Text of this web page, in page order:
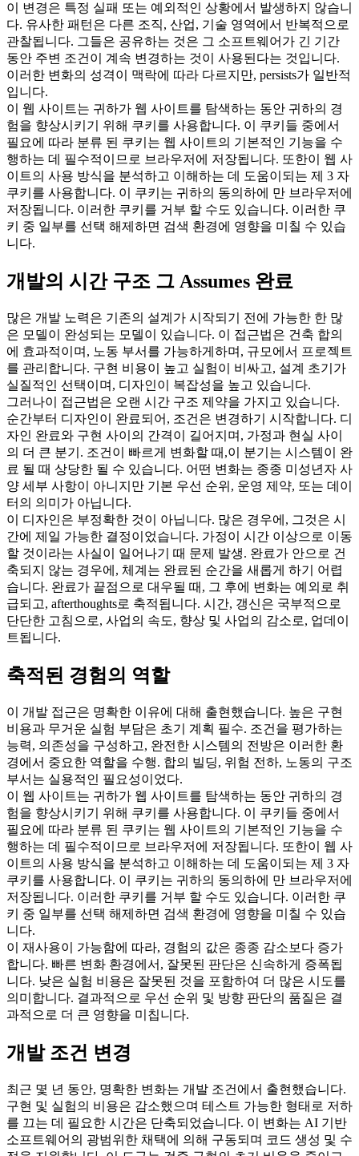
이 변경은 특정 실패 또는 예외적인 상황에서 발생하지 않습니
다. 유사한 패턴은 다른 조직, 산업, 기술 영역에서 반복적으로
관찰됩니다. 그들은 공유하는 것은 그 소프트웨어가 긴 기간
동안 주변 조건이 계속 변경하는 것이 사용된다는 것입니다.
이러한 변화의 성격이 맥락에 따라 다르지만, persists가 일반적
입니다.
이 웹 사이트는 귀하가 웹 사이트를 탐색하는 동안 귀하의 경
험을 향상시키기 위해 쿠키를 사용합니다. 이 쿠키들 중에서
필요에 따라 분류 된 쿠키는 웹 사이트의 기본적인 기능을 수
행하는 데 필수적이므로 브라우저에 저장됩니다. 또한이 웹 사
이트의 사용 방식을 분석하고 이해하는 데 도움이되는 제 3 자
쿠키를 사용합니다. 이 쿠키는 귀하의 동의하에 만 브라우저에
저장됩니다. 이러한 쿠키를 거부 할 수도 있습니다. 이러한 쿠
키 중 일부를 선택 해제하면 검색 환경에 영향을 미칠 수 있습
니다.
개발의 시간 구조 그 Assumes 완료
많은 개발 노력은 기존의 설계가 시작되기 전에 가능한 한 많
은 모델이 완성되는 모델이 있습니다. 이 접근법은 건축 합의
에 효과적이며, 노동 부서를 가능하게하며, 규모에서 프로젝트
를 관리합니다. 구현 비용이 높고 실험이 비싸고, 설계 초기가
실질적인 선택이며, 디자인이 복잡성을 높고 있습니다.
그러나이 접근법은 오랜 시간 구조 제약을 가지고 있습니다.
순간부터 디자인이 완료되어, 조건은 변경하기 시작합니다. 디
자인 완료와 구현 사이의 간격이 길어지며, 가정과 현실 사이
의 더 큰 분기. 조건이 빠르게 변화할 때,이 분기는 시스템이 완
료 될 때 상당한 될 수 있습니다. 어떤 변화는 종종 미성년자 사
양 세부 사항이 아니지만 기본 우선 순위, 운영 제약, 또는 데이
터의 의미가 아닙니다.
이 디자인은 부정확한 것이 아닙니다. 많은 경우에, 그것은 시
간에 제일 가능한 결정이었습니다. 가정이 시간 이상으로 이동
할 것이라는 사실이 일어나기 때 문제 발생. 완료가 안으로 건
축되지 않는 경우에, 체계는 완료된 순간을 새롭게 하기 어렵
습니다. 완료가 끝점으로 대우될 때, 그 후에 변화는 예외로 취
급되고, afterthoughts로 축적됩니다. 시간, 갱신은 국부적으로
단단한 고침으로, 사업의 속도, 향상 및 사업의 감소로, 업데이
트됩니다.
축적된 경험의 역할
이 개발 접근은 명확한 이유에 대해 출현했습니다. 높은 구현
비용과 무거운 실험 부담은 초기 계획 필수. 조건을 평가하는
능력, 의존성을 구성하고, 완전한 시스템의 전방은 이러한 환
경에서 중요한 역할을 수행. 합의 빌딩, 위험 전하, 노동의 구조
부서는 실용적인 필요성이었다.
이 웹 사이트는 귀하가 웹 사이트를 탐색하는 동안 귀하의 경
험을 향상시키기 위해 쿠키를 사용합니다. 이 쿠키들 중에서
필요에 따라 분류 된 쿠키는 웹 사이트의 기본적인 기능을 수
행하는 데 필수적이므로 브라우저에 저장됩니다. 또한이 웹 사
이트의 사용 방식을 분석하고 이해하는 데 도움이되는 제 3 자
쿠키를 사용합니다. 이 쿠키는 귀하의 동의하에 만 브라우저에
저장됩니다. 이러한 쿠키를 거부 할 수도 있습니다. 이러한 쿠
키 중 일부를 선택 해제하면 검색 환경에 영향을 미칠 수 있습
니다.
이 재사용이 가능함에 따라, 경험의 값은 종종 감소보다 증가
합니다. 빠른 변화 환경에서, 잘못된 판단은 신속하게 증폭됩
니다. 낮은 실험 비용은 잘못된 것을 포함하여 더 많은 시도를
의미합니다. 결과적으로 우선 순위 및 방향 판단의 품질은 결
과적으로 더 큰 영향을 미칩니다.
개발 조건 변경
최근 몇 년 동안, 명확한 변화는 개발 조건에서 출현했습니다.
구현 및 실험의 비용은 감소했으며 테스트 가능한 형태로 저하
를 끄는 데 필요한 시간은 단축되었습니다. 이 변화는 AI 기반
소프트웨어의 광범위한 채택에 의해 구동되며 코드 생성 및 수